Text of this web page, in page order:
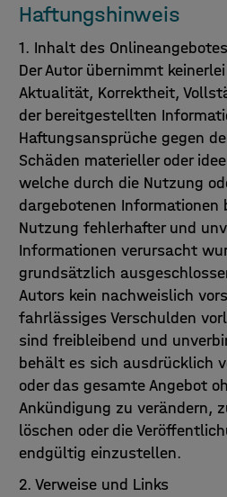
Haftungshinweis
1. Inhalt des Onlineangebotes
Der Autor übernimmt
Aktualität, Korrektheit,
der bereitgestellten
Haftungsansprüche gegen
Schäden materieller oder
welche durch die Nutzung
dargebotenen Informationen
Nutzung fehlerhafter und
Informationen verursacht
grundsätzlich
Autors kein nachweislich
fahrlässiges Verschulden
sind freibleibend und
behält es sich ausdrücklich
oder das gesamte Angebot
Ankündigung zu verändern,
löschen oder die
endgültig einzustellen.
2. Verweise und Links